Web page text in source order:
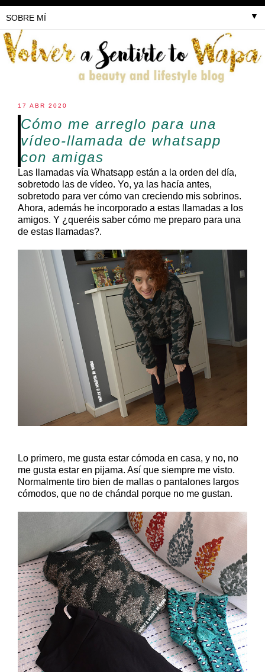
▼
17 ABR 2020
Cómo me arreglo para una
vídeo-llamada de whatsapp
con amigas
Las llamadas vía Whatsapp están a la orden del día,
sobretodo las de vídeo. Yo, ya las hacía antes,
sobretodo para ver cómo van creciendo mis sobrinos.
Ahora, además he incorporado a estas llamadas a los
amigos. Y ¿queréis saber cómo me preparo para una
de estas llamadas?.
Lo primero, me gusta estar cómoda en casa, y no, no
me gusta estar en pijama. Así que siempre me visto.
Normalmente tiro bien de mallas o pantalones largos
cómodos, que no de chándal porque no me gustan.